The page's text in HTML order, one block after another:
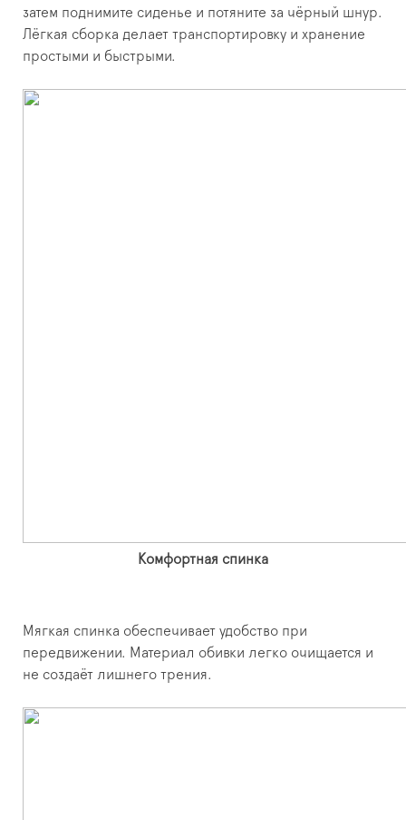
затем поднимите сиденье и потяните за чёрный шнур.
Лёгкая сборка делает транспортировку и хранение
простыми и быстрыми.
Комфортная спинка
Мягкая спинка обеспечивает удобство при
передвижении. Материал обивки легко очищается и
не создаёт лишнего трения.